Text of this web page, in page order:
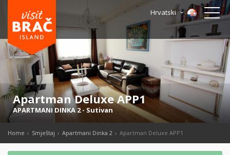
Hrvatski
Apartman Deluxe APP1
APARTMANI DINKA 2 - Sutivan
Home Smještaj Apartmani Dinka 2 Apartman Deluxe APP1